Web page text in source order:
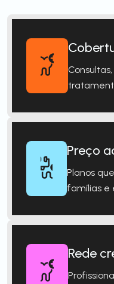
Preço
Planos
famílias e
Rede